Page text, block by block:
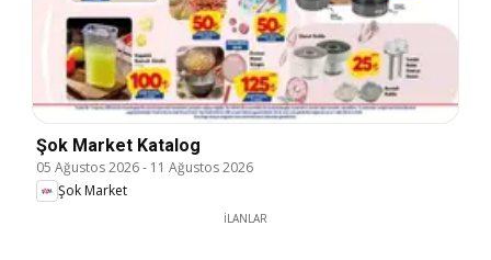
Şok Market Katalog
05 Ağustos 2026- 11 Ağustos 2026
Şok Market
İLANLAR